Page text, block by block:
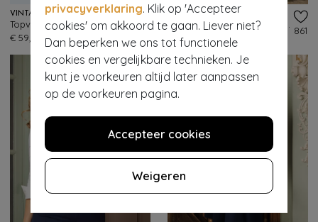
privacyverklaring. Klik op 'Accepteer
cookies' om akkoord te gaan. Liever niet?
Dan beperken we ons tot functionele
cookies en vergelijkbare technieken. Je
kunt je voorkeuren altijd later aanpassen
op de voorkeuren pagina.
Accepteer cookies
Weigeren
VINTAGE CHIC FOR TOPVINTAGE
Topvintage exclusive ~ Tara Tailored Comfort pantalon in navy
€ 59,95
16
€ 99,95
861